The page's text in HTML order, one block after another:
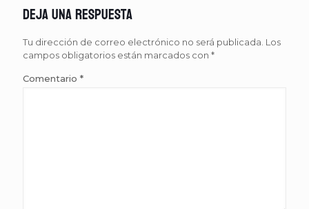
Deja una respuesta
Tu dirección de correo electrónico no será publicada. Los
campos obligatorios están marcados con *
Comentario *